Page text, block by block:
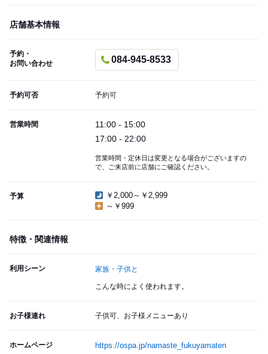
店舗基本情報
予約・
お問い合わせ
084-945-8533
予約可否 予約可
営業時間
11:00 - 15:00
17:00 - 22:00
営業時間・定休日は変更となる場合がございますの
で、ご来店前に店舗にご確認ください。
予算
￥2,000～￥2,999
～￥999
特徴・関連情報
利用シーン 家族・子供と
こんな時によく使われます。
お子様連れ 子供可、お子様メニューあり
ホームページ https://ospa.jp/namaste_fukuyamaten